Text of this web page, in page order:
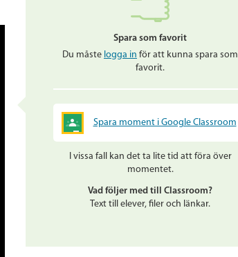
Spara som favorit
Du måste logga in för att kunna spara som
favorit.
Spara moment i Google Classroom
I vissa fall kan det ta lite tid att föra över
momentet.
Vad följer med till Classroom?
Text till elever, filer och länkar.